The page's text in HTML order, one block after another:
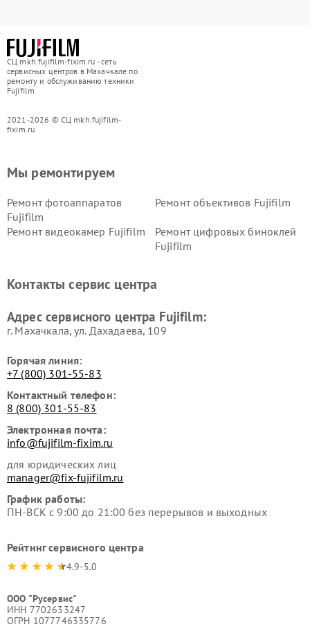
СЦ mkh.fujifilm-fixim.ru - сеть
сервисных центров в Махачкале по
ремонту и обслуживанию техники
Fujifilm
2021-2026 © СЦ mkh.fujifilm-
fixim.ru
Мы ремонтируем
Ремонт фотоаппаратов
Fujifilm
Ремонт объективов Fujifilm
Ремонт видеокамер Fujifilm
Ремонт цифровых биноклей
Fujifilm
Контакты сервис центра
Адрес сервисного центра Fujifilm:
г. Махачкала, ул. Дахадаева, 109
Горячая линия:
+7 (800) 301-55-83
Контактный телефон:
8 (800) 301-55-83
Электронная почта:
info@fujifilm-fixim.ru
для юридических лиц
manager@fix-fujifilm.ru
График работы:
ПН-ВСК с 9:00 до 21:00 без перерывов и выходных
Рейтинг сервисного центра
4.9-5.0
ООО "Русервис"
ИНН 7702633247
ОГРН 1077746335776